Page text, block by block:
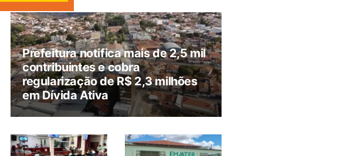
Prefeitura notifica mais de 2,5 mil
contribuintes e cobra
regularização de R$ 2,3 milhões
em Dívida Ativa